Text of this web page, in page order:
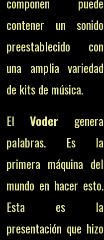
contener un sonido
preestablecido con
una amplia variedad
de kits de música.
ElVoder genera
palabras. Es la
primera máquina del
mundo en hacer esto.
Esta es la
presentación que hizo